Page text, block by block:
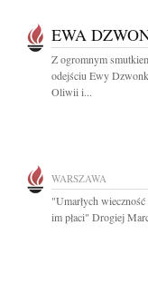
EWA
Z ogromnym
odejściu Ewy
Oliwii i...
WARSZAWA
"Umarłych
im płaci" Drogiej